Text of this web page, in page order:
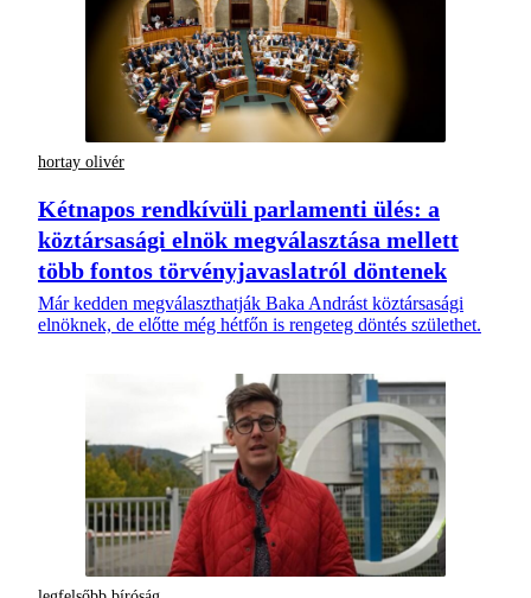
hortay olivér
Kétnapos rendkívüli parlamenti ülés: a
köztársasági elnök megválasztása mellett
több fontos törvényjavaslatról döntenek
Már kedden megválaszthatják Baka Andrást köztársasági
elnöknek, de előtte még hétfőn is rengeteg döntés születhet.